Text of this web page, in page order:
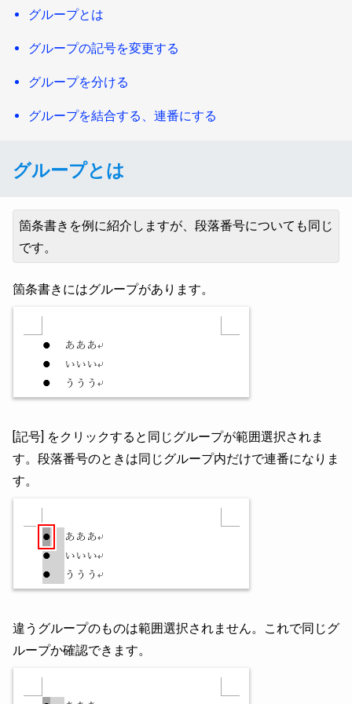
グループとは
グループの記号を変更する
グループを分ける
グループを結合する、連番にする
グループとは
箇条書きを例に紹介しますが、段落番号についても同じ
です。
箇条書きにはグループがあります。
[記号] をクリックすると同じグループが範囲選択されま
す。段落番号のときは同じグループ内だけで連番になりま
す。
違うグループのものは範囲選択されません。これで同じグ
ループか確認できます。